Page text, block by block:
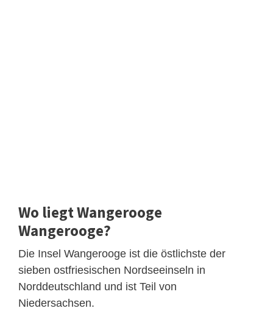
Wo liegt Wangerooge
Wangerooge?
Die Insel Wangerooge ist die östlichste der
sieben ostfriesischen Nordseeinseln in
Norddeutschland und ist Teil von
Niedersachsen.